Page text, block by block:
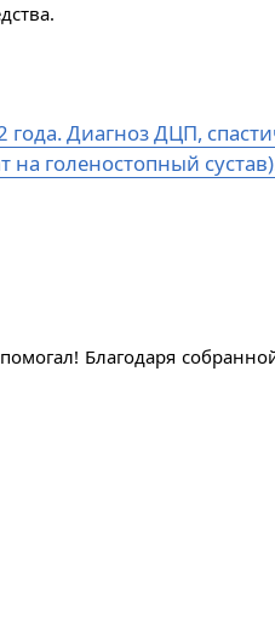
Диагноз ДЦП,
на голеностопный
Благодаря